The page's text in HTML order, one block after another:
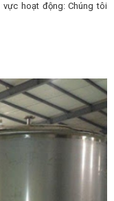
hoạt động: Chúng tôi